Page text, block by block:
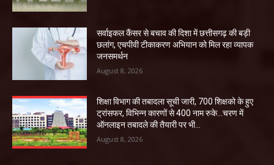
सर्वाइकल कैंसर से बचाव की दिशा में छत्तीसगढ़ की बड़ी
छलांग, एचपीवी टीकाकरण अभियान को मिल रहा व्यापक
जनसमर्थन
August 8, 2026
शिक्षा विभाग की तबादला सूची जारी, 700 शिक्षको के हुए
ट्रांसफर, विभिन्न कारणों से 400 नाम रुके…चरण में
ऑनलाइन तबादले की तैयारी पर भी...
August 8, 2026